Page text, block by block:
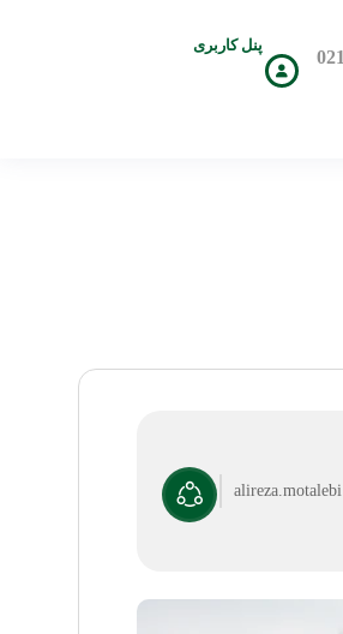
پنل کاربری
alireza.motalebi